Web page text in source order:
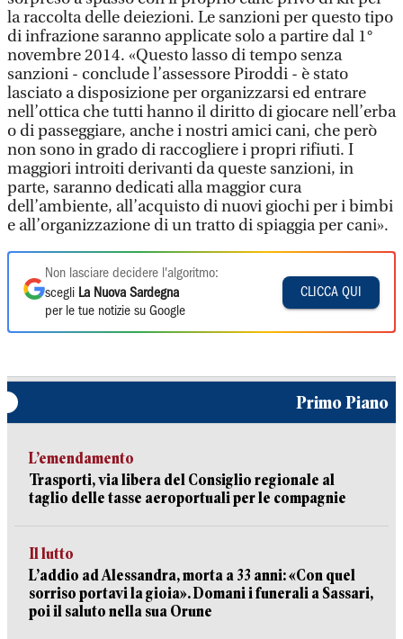
la raccolta delle deiezioni. Le sanzioni per questo tipo
di infrazione saranno applicate solo a partire dal 1°
novembre 2014. «Questo lasso di tempo senza
sanzioni - conclude l’assessore Piroddi - è stato
lasciato a disposizione per organizzarsi ed entrare
nell’ottica che tutti hanno il diritto di giocare nell’erba
o di passeggiare, anche i nostri amici cani, che però
non sono in grado di raccogliere i propri rifiuti. I
maggiori introiti derivanti da queste sanzioni, in
parte, saranno dedicati alla maggior cura
dell’ambiente, all’acquisto di nuovi giochi per i bimbi
e all’organizzazione di un tratto di spiaggia per cani».
Non lasciare decidere l'algoritmo:
scegli La Nuova Sardegna
per le tue notizie su Google
CLICCA QUI
Primo Piano
L’emendamento
Trasporti, via libera del Consiglio regionale al
taglio delle tasse aeroportuali per le compagnie
Il lutto
L’addio ad Alessandra, morta a 33 anni: «Con quel
sorriso portavi la gioia». Domani i funerali a Sassari,
poi il saluto nella sua Orune